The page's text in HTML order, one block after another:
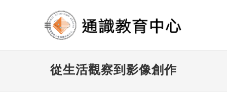
從生活觀察到影像創作